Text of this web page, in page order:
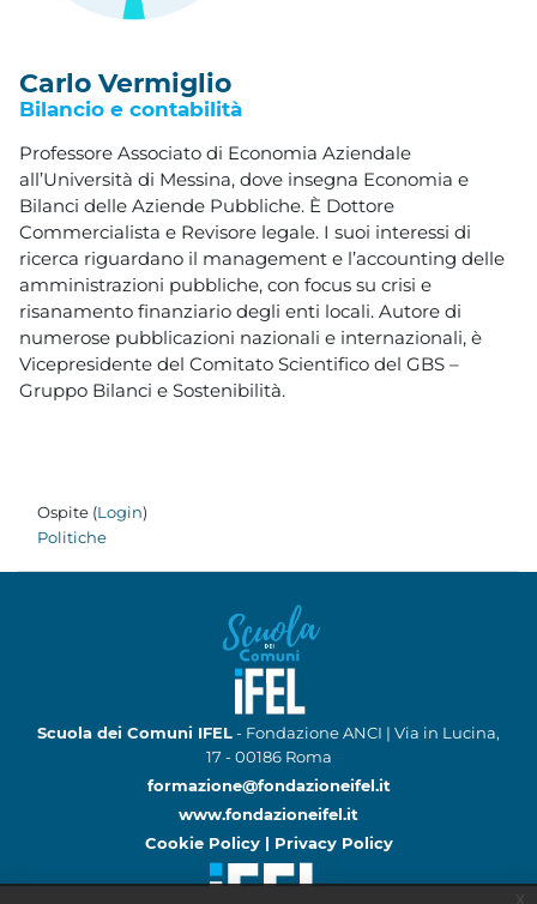
Carlo Vermiglio
Bilancio e contabilità
Professore Associato di Economia Aziendale
all’Università di Messina, dove insegna Economia e
Bilanci delle Aziende Pubbliche. È Dottore
Commercialista e Revisore legale. I suoi interessi di
ricerca riguardano il management e l’accounting delle
amministrazioni pubbliche, con focus su crisi e
risanamento finanziario degli enti locali. Autore di
numerose pubblicazioni nazionali e internazionali, è
Vicepresidente del Comitato Scientifico del GBS –
Gruppo Bilanci e Sostenibilità.
Ospite (Login)
Politiche
Scuola dei Comuni IFEL- Fondazione ANCI | Via in Lucina,
17 - 00186 Roma
formazione@fondazioneifel.it
www.fondazioneifel.it
Cookie Policy | Privacy Policy